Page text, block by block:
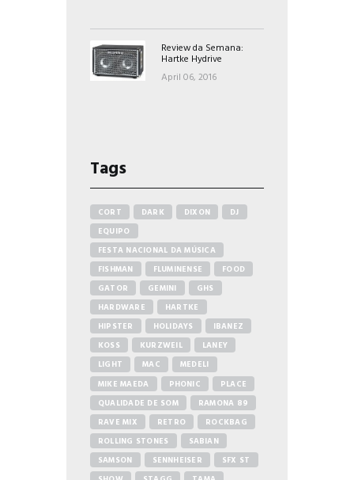
Review da Semana:
Hartke Hydrive
April 06, 2016
Tags
CORT DARK DIXON
DJ
EQUIPO
FESTA NACIONAL DA MÚSICA
FISHMAN
FLUMINENSE
FOOD
GATOR
GEMINI
GHS
HARDWARE
HARTKE
HIPSTER
HOLIDAYS
IBANEZ
KOSS
KURZWEIL
LANEY
LIGHT
MAC
MEDELI
MIKE MAEDA
PHONIC
PLACE
QUALIDADE DE SOM
RAMONA 89
RAVE MIX
RETRO
ROCKBAG
ROLLING STONES
SABIAN
SAMSON
SENNHEISER
SFX ST